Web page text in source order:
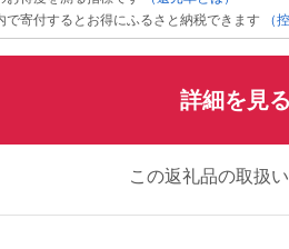
寄付するとお得にふるさと納税できます
（
詳細を見る
この返礼品の取扱